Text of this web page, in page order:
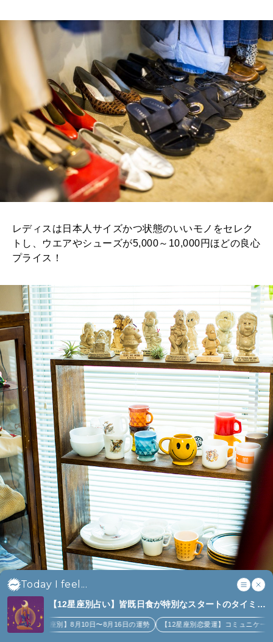
Today I feel...
【12星座別占い】皆既日食が特別なスタートのタイミン
グになるのは誰？｜8月10日〜8月16日の週間占い、金
運アップなど (4)
】8月10日〜8月16日の運勢 【12星座別恋愛運】コミュニケーションがとても楽
レディスは日本人サイズかつ状態のいいモノをセレク
トし、ウエアやシューズが5,000～10,000円ほどの良心
プライス！